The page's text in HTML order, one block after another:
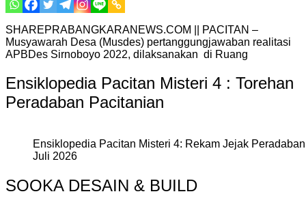
SHAREPRABANGKARANEWS.COM || PACITAN –
Musyawarah Desa (Musdes) pertanggungjawaban realitasi
APBDes Sirnoboyo 2022, dilaksanakan di Ruang
Ensiklopedia Pacitan Misteri 4 : Torehan
Peradaban Pacitanian
Ensiklopedia Pacitan Misteri 4: Rekam Jejak
Juli 2026
SOOKA DESAIN & BUILD